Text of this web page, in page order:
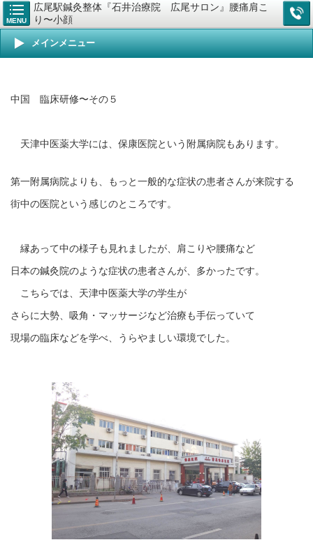
MENU
広尾駅鍼灸整体『石井治療院 広尾サロン』腰痛肩こ
り〜小顔
メインメニュー
中国 臨床研修〜その５
天津中医薬大学には、保康医院という附属病院もあります。
第一附属病院よりも、もっと一般的な症状の患者さんが来院する
街中の医院という感じのところです。
縁あって中の様子も見れましたが、肩こりや腰痛など
日本の鍼灸院のような症状の患者さんが、多かったです。
こちらでは、天津中医薬大学の学生が
さらに大勢、吸角・マッサージなど治療も手伝っていて
現場の臨床などを学べ、うらやましい環境でした。